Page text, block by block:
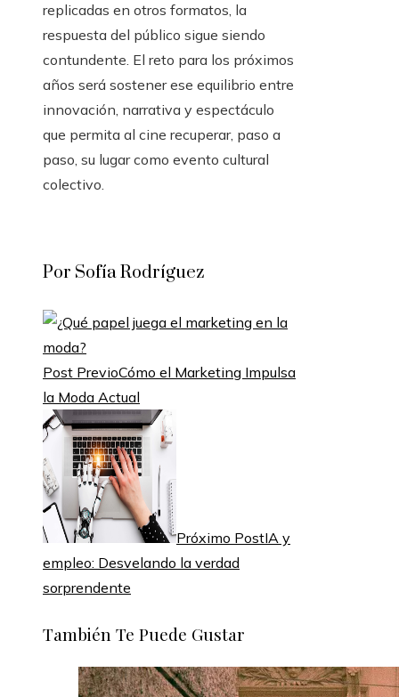
replicadas en otros formatos, la
respuesta del público sigue siendo
contundente. El reto para los próximos
años será sostener ese equilibrio entre
innovación, narrativa y espectáculo
que permita al cine recuperar, paso a
paso, su lugar como evento cultural
colectivo.
Por Sofía Rodríguez
Post PrevioCómo el Marketing Impulsa
la Moda Actual
Próximo PostIA y
empleo: Desvelando la verdad
sorprendente
También Te Puede Gustar